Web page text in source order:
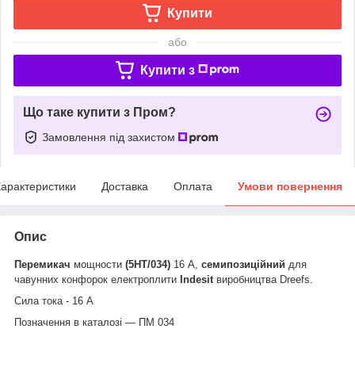
Купити
або
Купити з
Що таке купити з Пром?
Замовлення під захистом
Доставка Оплата Умови повернення
Опис
Перемикач мощности (5HT/034) 16 A, семипозиційний для
чавунних конфорок електроплити Indesit виробництва Dreefs.
Сила тока - 16 А
Позначення в каталозі — ПМ 034